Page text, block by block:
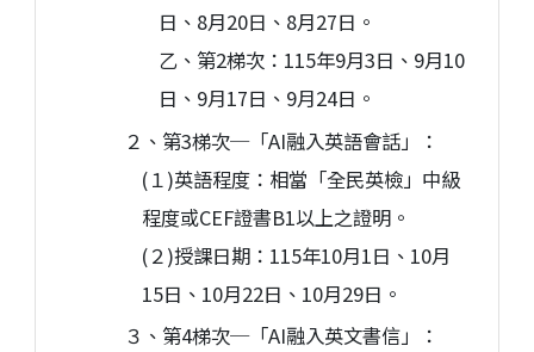
日、8月20日、8月27日。
乙、第2梯次：115年9月3日、9月10
日、9月17日、9月24日。
２、第3梯次─「AI融入英語會話」：
(１)英語程度：相當「全民英檢」中級
程度或CEF證書B1以上之證明。
(２)授課日期：115年10月1日、10月
15日、10月22日、10月29日。
３、第4梯次─「AI融入英文書信」：